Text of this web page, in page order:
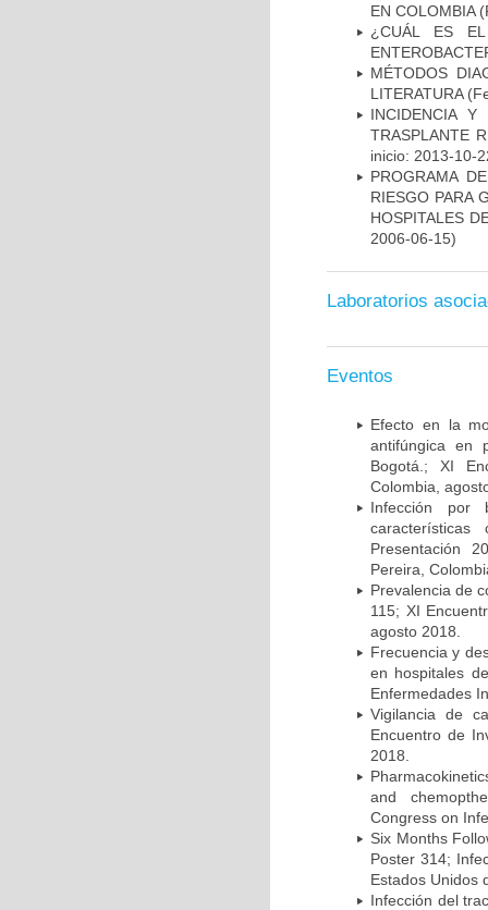
EN COLOMBIA
¿CUÁL ES EL
MÉTODOS
LITERATURA
INCIDENCIA Y
TRASPLANTE
inicio: 2013-10-
PROGRAMA
RIESGO PARA
HOSPITALES
2006-06-15)
Laboratorios
Eventos
Efecto en la
antifúngica en
Bogotá.; XI
Colombia,
Infección por
Presentación
Pereira,
Prevalencia de
115; XI
agosto 2018.
Frecuencia y
en hospitales
Enfermedades
Vigilancia de
Encuentro de
2018.
and
Congress on
Six Months
Poster 314;
Estados Unidos
Infección del